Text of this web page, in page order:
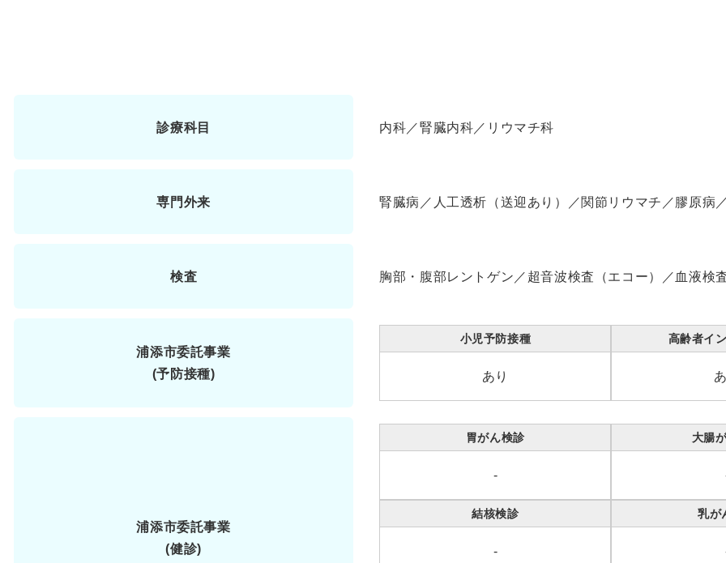
診療科目 内科／腎臓内科／リウマチ科
専門外来 腎臓病／人工透析（送迎あり）／関節リウマチ／膠原病
検査 胸部・腹部レントゲン／超音波検査（エコー）／血液検
浦添市委託事業
(予防接種)
小児予防接種
あり
高齢者イ
浦添市委託事業
(健診)
胃がん検診
-
大腸
結核検診
-
乳が